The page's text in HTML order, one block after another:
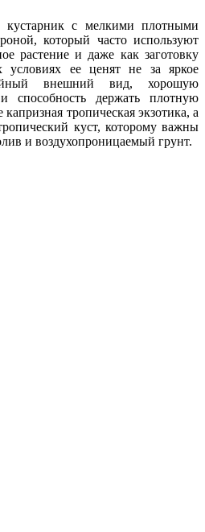
с мелкими плотными
который часто используют
растение и даже как заготовку
ее ценят не за яркое
внешний вид, хорошую
способность держать плотную
тропическая экзотика, а
куст, которому важны
и воздухопроницаемый грунт.